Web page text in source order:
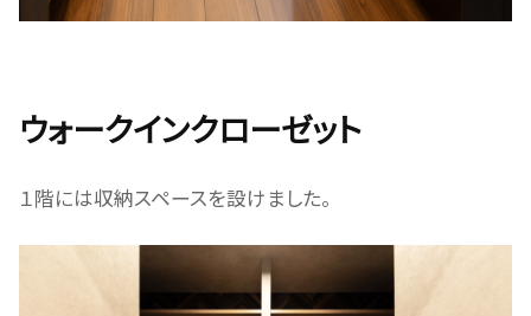
ウォークインクローゼット
１階には収納スペースを設けました。